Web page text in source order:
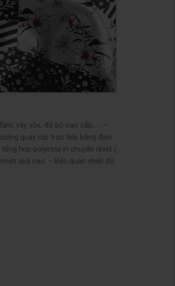
váy xòe, đồ bộ cao cấp,….. –
quay clip trực tiếp bằng điện
hợp polyeste in chuyển nhiệt (
quá cao. – Bảo quản nhiệt độ